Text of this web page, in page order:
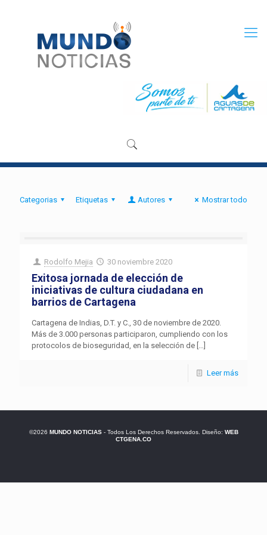
Categorias Etiquetas Autores Mostrar todo
Rodolfo Mejia 30 noviembre 2020
Exitosa jornada de elección de
iniciativas de cultura ciudadana en
barrios de Cartagena
Cartagena de Indias, D.T. y C., 30 de noviembre de 2020.
Más de 3.000 personas participaron, cumpliendo con los
protocolos de bioseguridad, en la selección de […]
Leer más
©2026 MUNDO NOTICIAS- Todos Los Derechos Reservados. Diseño: WEB
CTGENA.CO